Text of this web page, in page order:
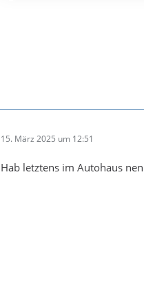
15. März 2025 um 12:51
Hab letztens im Autohaus